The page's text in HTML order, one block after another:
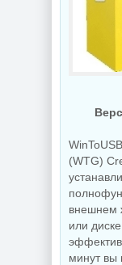
Схемы
мышки
concept
PDF
UPDF
(WTG)
внешнем
или
минут вы